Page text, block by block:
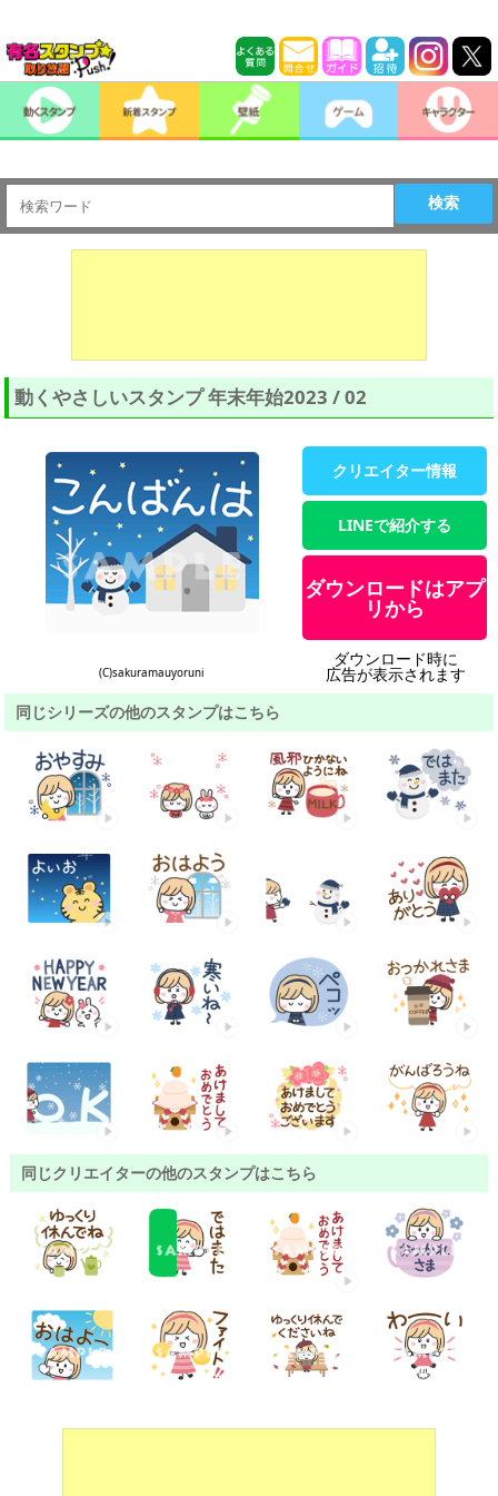
検索
動くやさしいスタンプ 年末年始2023 / 02
(C)sakuramauyoruni
クリエイター情報
LINEで紹介する
ダウンロードはアプ
リから
ダウンロード時に
広告が表示されます
同じシリーズの他のスタンプはこちら
同じクリエイターの他のスタンプはこちら